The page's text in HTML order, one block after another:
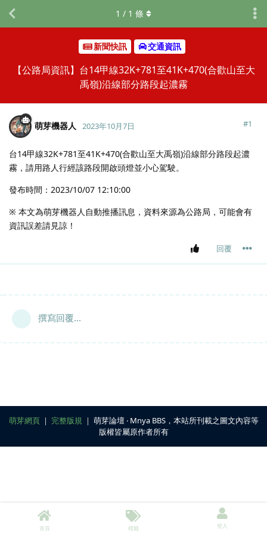
新聞快訊 交通資訊
【公路局資訊】台14甲線32K+781至41K+470(合歡山至大
禹嶺)沿線部分路段起濃霧
1 / 1 條
萌芽機器人 2023年10月7日 #1
台14甲線32K+781至41K+470(合歡山至大禹嶺)沿線部分路段起濃
霧，請用路人行經該路段開啟頭燈並小心駕駛。
發布時間：2023/10/07 12:10:00
※ 本文為萌芽機器人自動推播訊息，資料來源為公路局，可能會有
資訊誤差請見諒！
回覆
撰寫回覆...
萌芽網頁｜ 完整版規 ｜ 萌芽論壇 ‧ Mnya BBS，本站所刊載之圖文內容等
版權皆屬原作者所有
首頁 標籤 登入